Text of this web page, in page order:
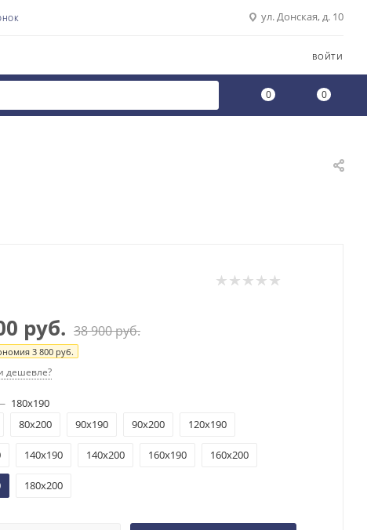
ул. Донская, д. 10
ВОЙТИ
0 0
руб. 38 900руб.
3 800 руб.
дешевле?
180x190
80x200 90x190 90x200 120x190
140x190 140x200 160x190 160x200
180x200